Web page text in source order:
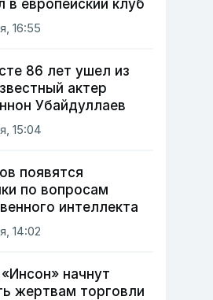
в европейский клуб
16:55
86 лет ушел из
актер
Убайдуллаев
15:04
появятся
по вопросам
интеллекта
14:02
начнут
жертвам торговли